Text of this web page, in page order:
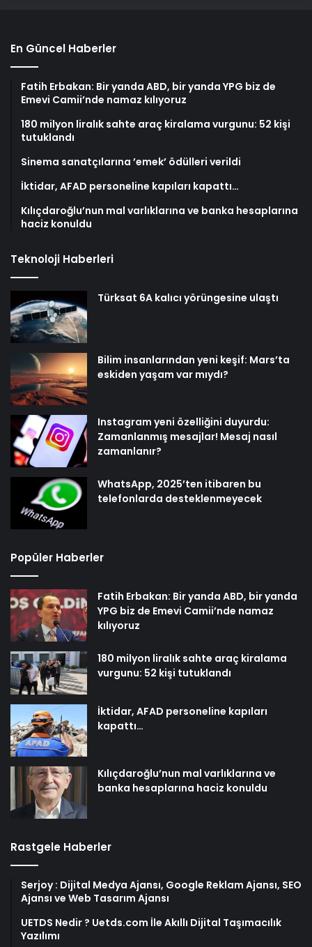
En Güncel Haberler
Fatih Erbakan: Bir yanda ABD, bir yanda YPG biz de
Emevi Camii’nde namaz kılıyoruz
180 milyon liralık sahte araç kiralama vurgunu: 52 kişi
tutuklandı
Sinema sanatçılarına ’emek’ ödülleri verildi
İktidar, AFAD personeline kapıları kapattı…
Kılıçdaroğlu’nun mal varlıklarına ve banka hesaplarına
haciz konuldu
Teknoloji Haberleri
Türksat 6A kalıcı yörüngesine ulaştı
Bilim insanlarından yeni keşif: Mars’ta
eskiden yaşam var mıydı?
Instagram yeni özelliğini duyurdu:
Zamanlanmış mesajlar! Mesaj nasıl
zamanlanır?
WhatsApp, 2025’ten itibaren bu
telefonlarda desteklenmeyecek
Popüler Haberler
Fatih Erbakan: Bir yanda ABD, bir yanda
YPG biz de Emevi Camii’nde namaz
kılıyoruz
180 milyon liralık sahte araç kiralama
vurgunu: 52 kişi tutuklandı
İktidar, AFAD personeline kapıları
kapattı…
Kılıçdaroğlu’nun mal varlıklarına ve
banka hesaplarına haciz konuldu
Rastgele Haberler
Serjoy : Dijital Medya Ajansı, Google Reklam Ajansı, SEO
Ajansı ve Web Tasarım Ajansı
UETDS Nedir ? Uetds.com İle Akıllı Dijital Taşımacılık
Yazılımı